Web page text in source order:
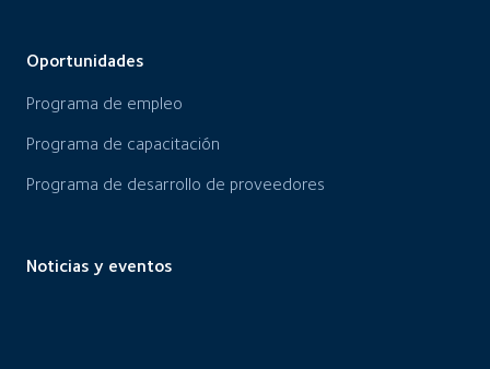
Oportunidades
Programa de empleo
Programa de capacitación
Programa de desarrollo de proveedores
Noticias y eventos